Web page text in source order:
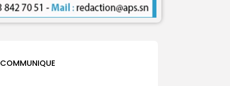
COMMUNIQUE